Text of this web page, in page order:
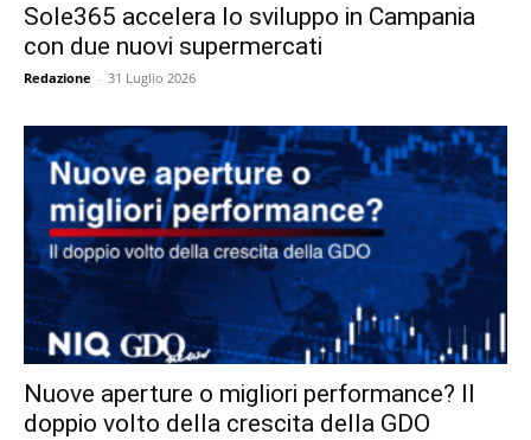
Sole365 accelera lo sviluppo in Campania
con due nuovi supermercati
Redazione - 31 Luglio 2026
Nuove aperture o migliori performance? Il
doppio volto della crescita della GDO